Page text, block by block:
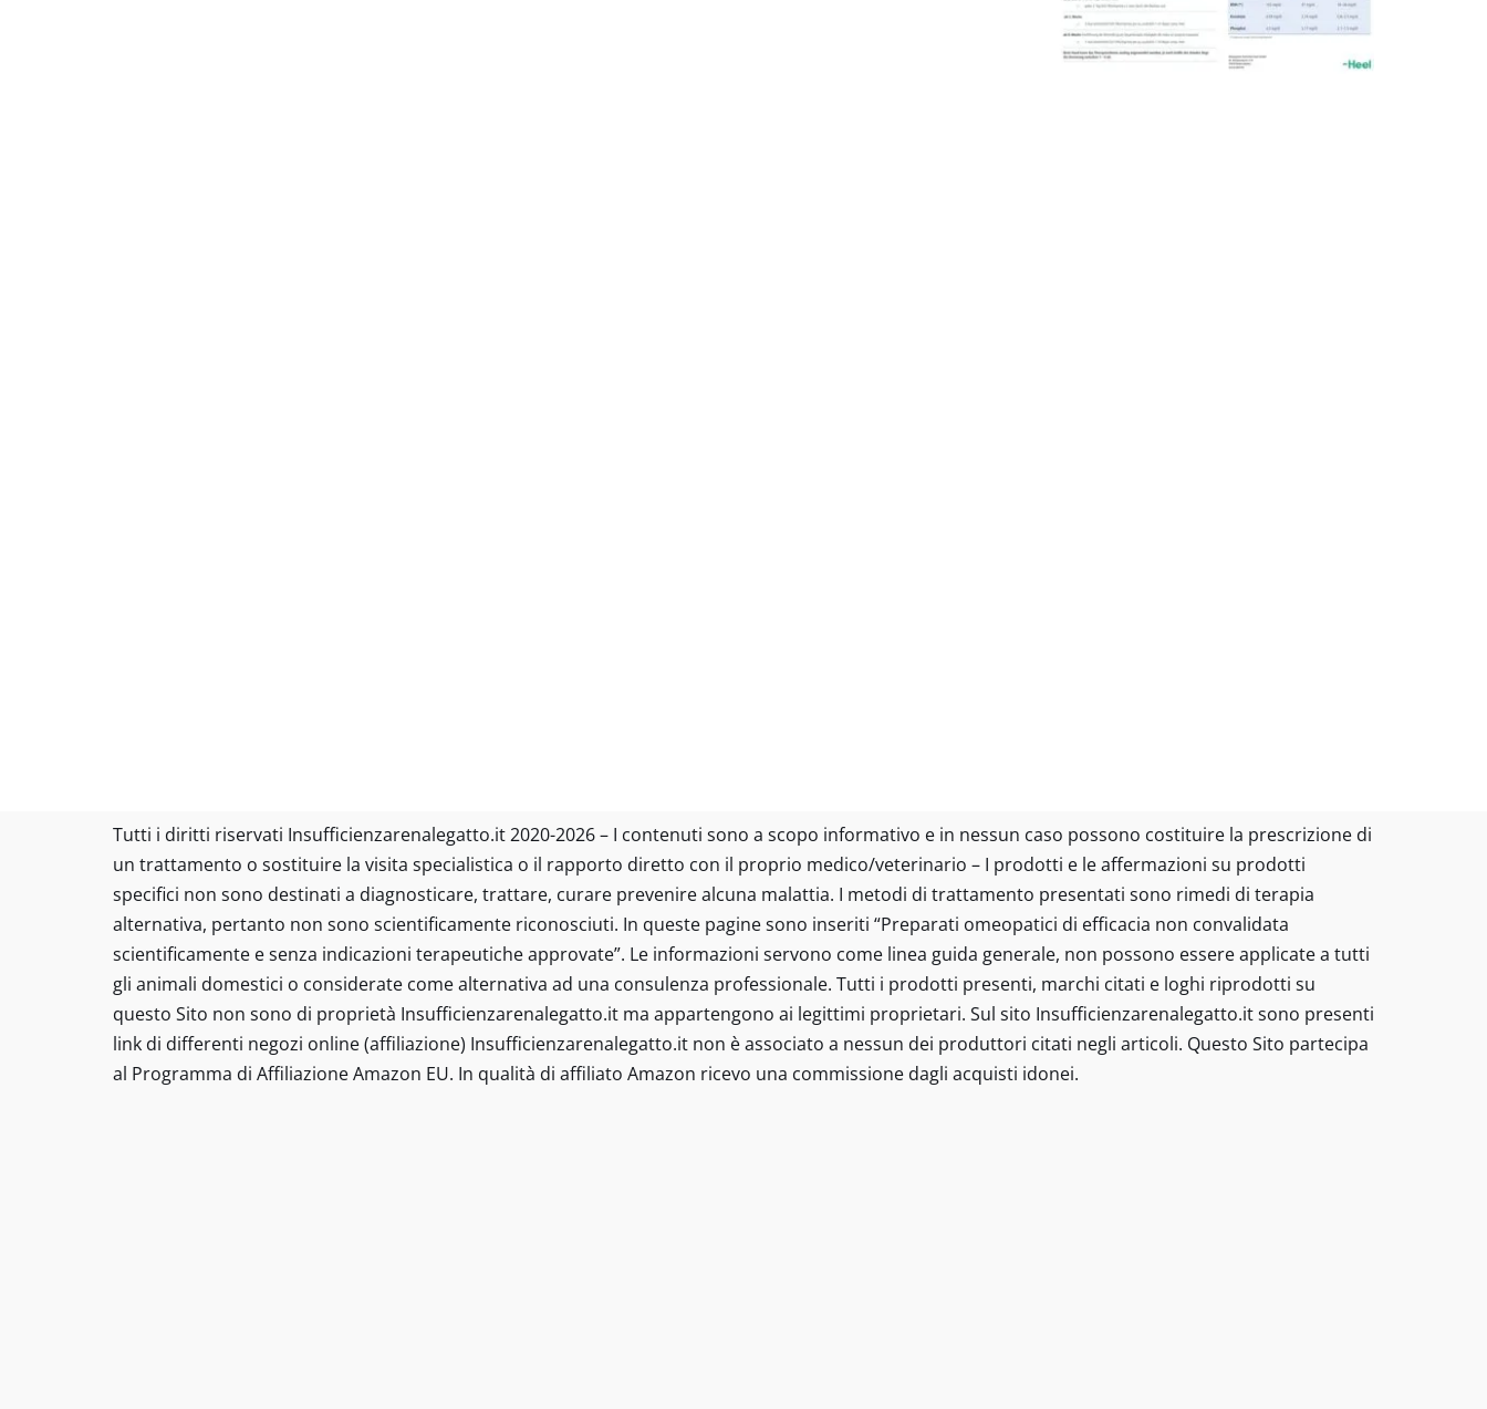
Tutti i diritti riservati Insufficienzarenalegatto.it 2020-2026 – I contenuti sono a scopo informativo e in nessun caso possono costituire la prescrizione di
un trattamento o sostituire la visita specialistica o il rapporto diretto con il proprio medico/veterinario – I prodotti e le affermazioni su prodotti
specifici non sono destinati a diagnosticare, trattare, curare prevenire alcuna malattia. I metodi di trattamento presentati sono rimedi di terapia
alternativa, pertanto non sono scientificamente riconosciuti. In queste pagine sono inseriti “Preparati omeopatici di efficacia non convalidata
scientificamente e senza indicazioni terapeutiche approvate”. Le informazioni servono come linea guida generale, non possono essere applicate a tutti
gli animali domestici o considerate come alternativa ad una consulenza professionale. Tutti i prodotti presenti, marchi citati e loghi riprodotti su
questo Sito non sono di proprietà Insufficienzarenalegatto.it ma appartengono ai legittimi proprietari. Sul sito Insufficienzarenalegatto.it sono presenti
link di differenti negozi online (affiliazione) Insufficienzarenalegatto.it non è associato a nessun dei produttori citati negli articoli. Questo Sito partecipa
al Programma di Affiliazione Amazon EU. In qualità di affiliato Amazon ricevo una commissione dagli acquisti idonei.